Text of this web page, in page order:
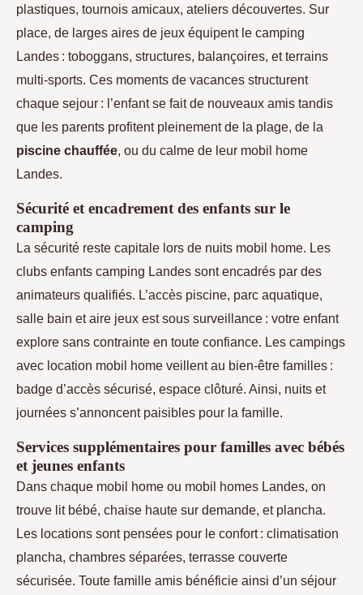
plastiques, tournois amicaux, ateliers découvertes. Sur
place, de larges aires de jeux équipent le camping
Landes : toboggans, structures, balançoires, et terrains
multi-sports. Ces moments de vacances structurent
chaque sejour : l’enfant se fait de nouveaux amis tandis
que les parents profitent pleinement de la plage, de la
piscine chauffée, ou du calme de leur mobil home
Landes.
Sécurité et encadrement des enfants sur le
camping
La sécurité reste capitale lors de nuits mobil home. Les
clubs enfants camping Landes sont encadrés par des
animateurs qualifiés. L’accès piscine, parc aquatique,
salle bain et aire jeux est sous surveillance : votre enfant
explore sans contrainte en toute confiance. Les campings
avec location mobil home veillent au bien-être familles :
badge d’accès sécurisé, espace clôturé. Ainsi, nuits et
journées s’annoncent paisibles pour la famille.
Services supplémentaires pour familles avec bébés
et jeunes enfants
Dans chaque mobil home ou mobil homes Landes, on
trouve lit bébé, chaise haute sur demande, et plancha.
Les locations sont pensées pour le confort : climatisation
plancha, chambres séparées, terrasse couverte
sécurisée. Toute famille amis bénéficie ainsi d’un séjour